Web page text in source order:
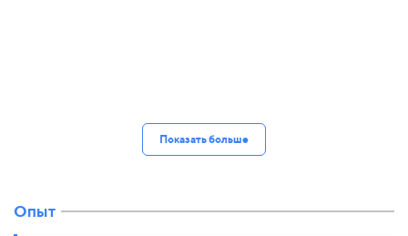
Показать больше
Опыт